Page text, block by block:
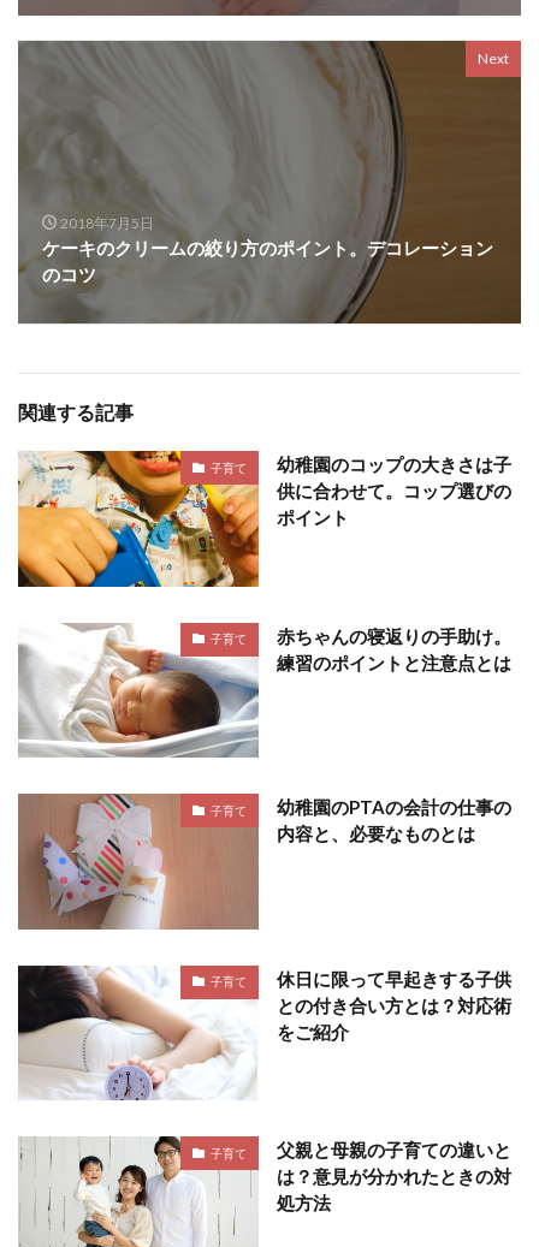
Next
2018年7月5日
ケーキのクリームの絞り方のポイント。デコレーション
のコツ
関連する記事
子育て
幼稚園のコップの大きさは子
供に合わせて。コップ選びの
ポイント
子育て
赤ちゃんの寝返りの手助け。
練習のポイントと注意点とは
子育て
幼稚園のPTAの会計の仕事の
内容と、必要なものとは
子育て
休日に限って早起きする子供
との付き合い方とは？対応術
をご紹介
子育て
父親と母親の子育ての違いと
は？意見が分かれたときの対
処方法